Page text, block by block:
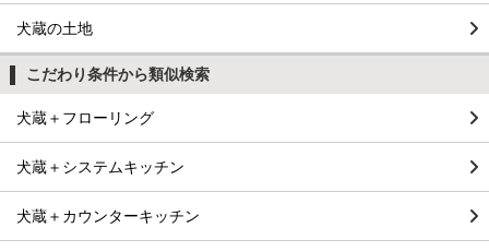
犬蔵の土地
こだわり条件から類似検索
犬蔵＋フローリング
犬蔵＋システムキッチン
犬蔵＋カウンターキッチン